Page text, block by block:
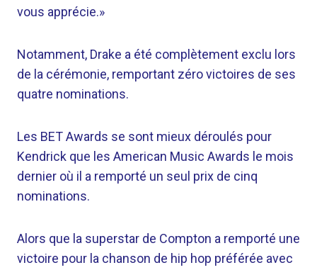
vous apprécie.»
Notamment, Drake a été complètement exclu lors
de la cérémonie, remportant zéro victoires de ses
quatre nominations.
Les BET Awards se sont mieux déroulés pour
Kendrick que les American Music Awards le mois
dernier où il a remporté un seul prix de cinq
nominations.
Alors que la superstar de Compton a remporté une
victoire pour la chanson de hip hop préférée avec